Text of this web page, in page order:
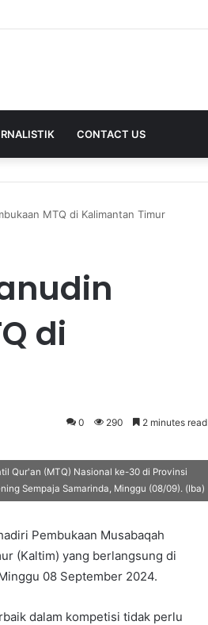
CONTACT US
MTQ di Kalimantan Timur
di
0 290 2 minutes read
Qur'an (MTQ) Nasional ke-30 di Provinsi
Sempaja Samarinda, Minggu (08/09). (Iba)
Pembukaan Musabaqah
(Kaltim) yang berlangsung di
08 September 2024.
dalam kompetisi tidak perlu